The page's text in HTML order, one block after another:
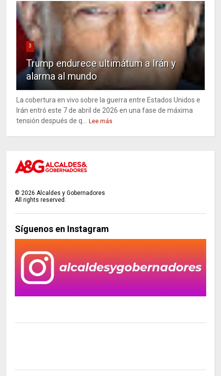
3
Trump endurece ultimátum a Irán y
alarma al mundo
La cobertura en vivo sobre la guerra entre Estados Unidos e
Irán entró este 7 de abril de 2026 en una fase de máxima
tensión después de q... Lee más
©2026 Alcaldes y Gobernadores
All rights reserved.
Síguenos en Instagram